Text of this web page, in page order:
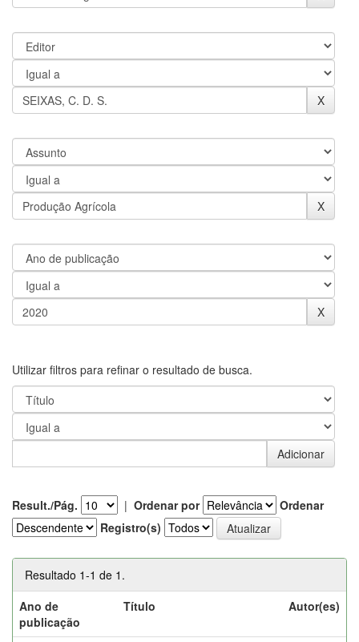
Utilizar filtros para refinar o resultado de busca.
Result./Pág. | Ordenar por
Ordenar
Registro(s)
Resultado 1-1 de 1.
Ano de
publicação
Título Autor(es)